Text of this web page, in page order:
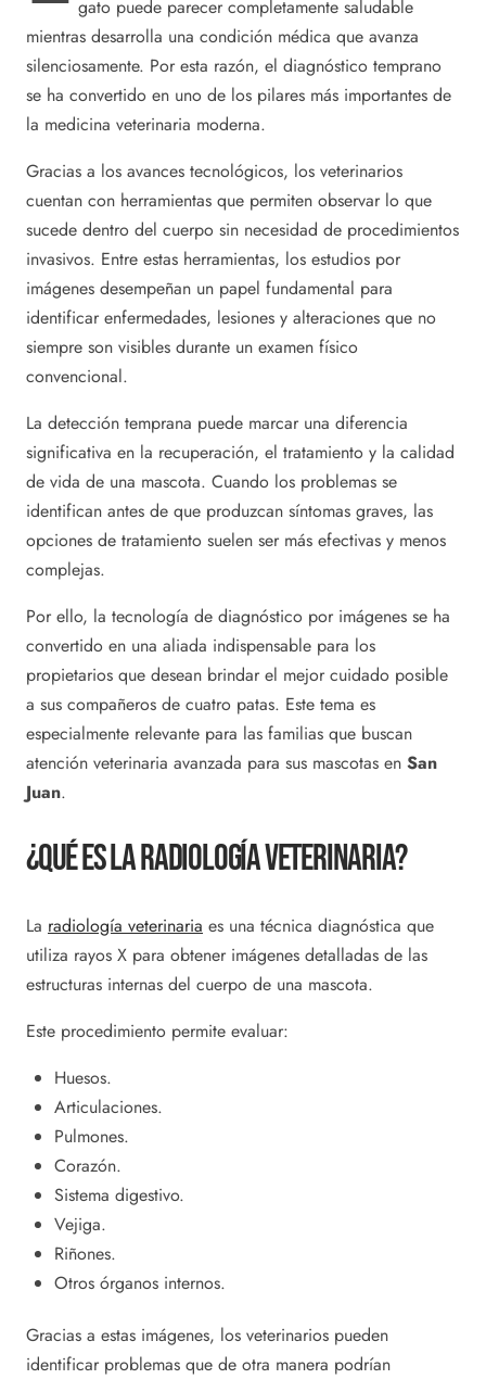
gato puede parecer completamente saludable
mientras desarrolla una condición médica que avanza
silenciosamente. Por esta razón, el diagnóstico temprano
se ha convertido en uno de los pilares más importantes de
la medicina veterinaria moderna.
Gracias a los avances tecnológicos, los veterinarios
cuentan con herramientas que permiten observar lo que
sucede dentro del cuerpo sin necesidad de procedimientos
invasivos. Entre estas herramientas, los estudios por
imágenes desempeñan un papel fundamental para
identificar enfermedades, lesiones y alteraciones que no
siempre son visibles durante un examen físico
convencional.
La detección temprana puede marcar una diferencia
significativa en la recuperación, el tratamiento y la calidad
de vida de una mascota. Cuando los problemas se
identifican antes de que produzcan síntomas graves, las
opciones de tratamiento suelen ser más efectivas y menos
complejas.
Por ello, la tecnología de diagnóstico por imágenes se ha
convertido en una aliada indispensable para los
propietarios que desean brindar el mejor cuidado posible
a sus compañeros de cuatro patas. Este tema es
especialmente relevante para las familias que buscan
atención veterinaria avanzada para sus mascotas en San
Juan.
¿Qué Es La Radiología Veterinaria?
La radiología veterinaria es una técnica diagnóstica que
utiliza rayos X para obtener imágenes detalladas de las
estructuras internas del cuerpo de una mascota.
Este procedimiento permite evaluar:
Huesos.
Articulaciones.
Pulmones.
Corazón.
Sistema digestivo.
Vejiga.
Riñones.
Otros órganos internos.
Gracias a estas imágenes, los veterinarios pueden
identificar problemas que de otra manera podrían